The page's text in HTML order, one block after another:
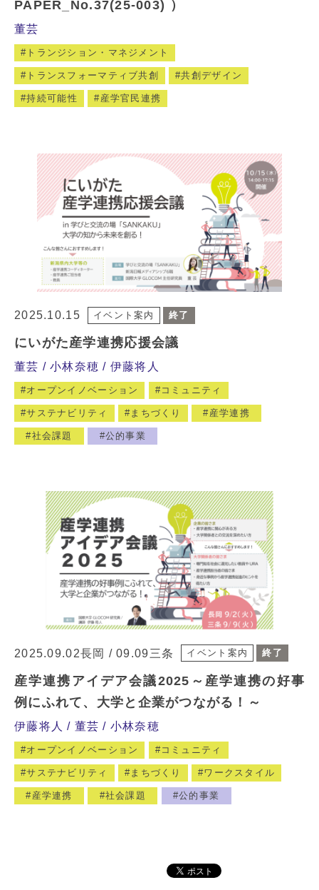
PAPER_No.37(25-003) ）
董芸
トランジション・マネジメント
トランスフォーマティブ共創 共創デザイン
持続可能性 産学官民連携
2025.10.15 イベント案内 終了
にいがた産学連携応援会議
董芸 小林奈穂 伊藤将人
オープンイノベーション コミュニティ
サステナビリティ まちづくり 産学連携
社会課題 公的事業
2025.09.02長岡 / 09.09三条 イベント案内 終了
産学連携アイデア会議2025～産学連携の好事
例にふれて、大学と企業がつながる！～
伊藤将人 董芸 小林奈穂
オープンイノベーション コミュニティ
サステナビリティ まちづくり ワークスタイル
産学連携 社会課題 公的事業